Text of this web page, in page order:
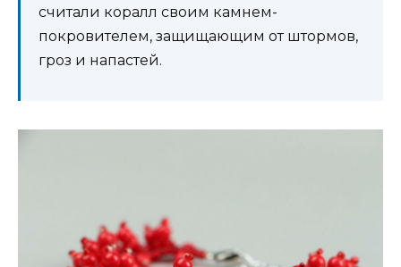
считали коралл своим камнем-
покровителем, защищающим от штормов,
гроз и напастей.